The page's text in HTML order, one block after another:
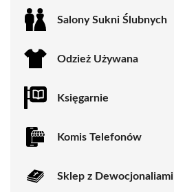
Salony Sukni Ślubnych
Odzież Używana
Księgarnie
Komis Telefonów
Sklep z Dewocjonaliami